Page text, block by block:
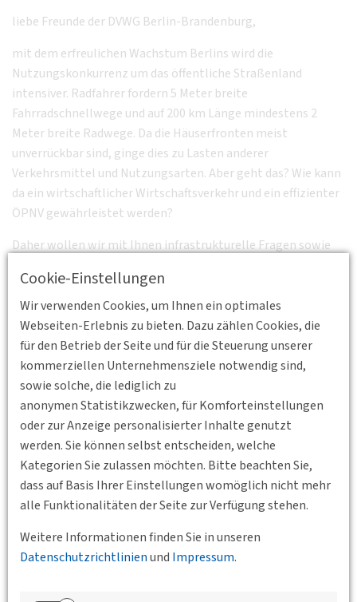
Cookie-Einstellungen
Wir verwenden Cookies, um Ihnen ein optimales
Webseiten-Erlebnis zu bieten. Dazu zählen Cookies, die
für den Betrieb der Seite und für die Steuerung unserer
kommerziellen Unternehmensziele notwendig sind,
sowie solche, die lediglich zu
anonymen Statistikzwecken, für Komforteinstellungen
oder zur Anzeige personalisierter Inhalte genutzt
werden. Sie können selbst entscheiden, welche
Kategorien Sie zulassen möchten. Bitte beachten Sie,
dass auf Basis Ihrer Einstellungen womöglich nicht mehr
alle Funktionalitäten der Seite zur Verfügung stehen.
Weitere Informationen finden Sie in unseren
Datenschutzrichtlinienund Impressum.
liebe Freunde der DVWG Berlin-Brandenburg,
mit dem erfreulichen Wachstum Berlins wird die
Nutzungskonkurrenz um das öffentliche Straßenland
intensiver. Radfahrer fordern 5 Meter breite
Fahrradschnellwege und auf 200 km Länge mindestens 2
Meter breite Radwege. Da die Häuserfronten meist
unverrückbar sind, ginge dies zu Lasten anderer
Verkehrsmittel und Nutzungsarten. Aber geht das? Wie kann
da ein wirtschaftlicher Wirtschaftsverkehr und ein effizienter
ÖPNV gewährleistet werden?
Daher wollen wir mit Ihnen infrastrukturelle Fragen sowie
Fragen offen diskutieren.
"Platz für alle auf der Straße?!
am 28. Januar 2016
um 18:00 Uhr
im Mendelssohnsaal des Ludwig Erhard Hauses
in der Fasanenstraße 85
in 10623 Berlin
Freuen Sie sich auf folgendes Programm:
Moderation: Dr. Tom Reinhold